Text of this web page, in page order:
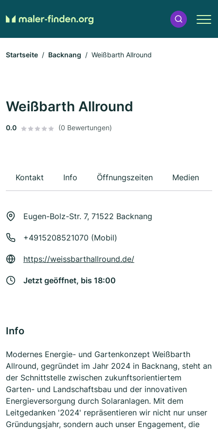
Startseite Backnang Weißbarth Allround
Weißbarth Allround
0.0 (0 Bewertungen)
Kontakt Info Öffnungszeiten Medien
Eugen-Bolz-Str. 7, 71522 Backnang
+4915208521070 (Mobil)
https://weissbarthallround.de/
Jetzt geöffnet, bis 18:00
Info
Modernes Energie- und Gartenkonzept Weißbarth
Allround, gegründet im Jahr 2024 in Backnang, steht an
der Schnittstelle zwischen zukunftsorientiertem
Garten- und Landschaftsbau und der innovativen
Energieversorgung durch Solaranlagen. Mit dem
Leitgedanken '2024' repräsentieren wir nicht nur unser
Gründungsjahr, sondern auch unser Engagement, die